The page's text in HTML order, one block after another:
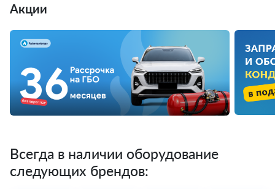
Акции
Всегда в наличии оборудование
следующих брендов: